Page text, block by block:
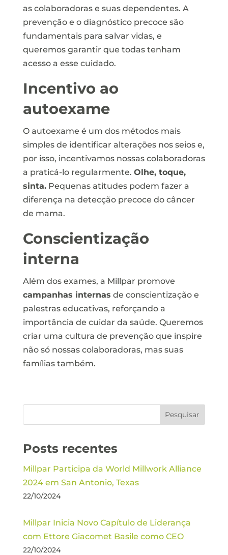
as colaboradoras e suas dependentes. A
prevenção e o diagnóstico precoce são
fundamentais para salvar vidas, e
queremos garantir que todas tenham
acesso a esse cuidado.
Incentivo ao
autoexame
O autoexame é um dos métodos mais
simples de identificar alterações nos seios e,
por isso, incentivamos nossas colaboradoras
a praticá-lo regularmente. Olhe, toque,
sinta.Pequenas atitudes podem fazer a
diferença na detecção precoce do câncer
de mama.
Conscientização
interna
Além dos exames, a Millpar promove
campanhas internas de conscientização e
palestras educativas, reforçando a
importância de cuidar da saúde. Queremos
criar uma cultura de prevenção que inspire
não só nossas colaboradoras, mas suas
famílias também.
Posts recentes
Millpar Participa da World Millwork Alliance
2024 em San Antonio, Texas
22/10/2024
Millpar Inicia Novo Capítulo de Liderança
com Ettore Giacomet Basile como CEO
22/10/2024